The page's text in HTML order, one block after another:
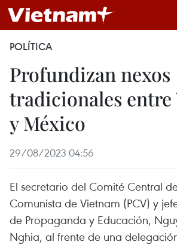
POLÍTICA
Profundizan nexos
tradicionales entre
y México
29/08/2023 04:56
El secretario del Comité Central
Comunista de Vietnam (PCV) y
de Propaganda y Educación,
Nghia, al frente de una